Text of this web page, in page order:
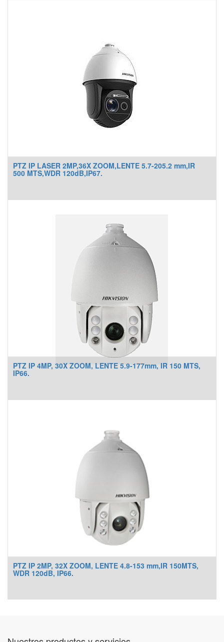
PTZ IP LASER 2MP,36X ZOOM,LENTE 5.7-205.2 mm,IR
500 MTS,WDR 120dB,IP67.
PTZ IP 4MP, 30X ZOOM, LENTE 5.9-177mm, IR 150 MTS,
IP66.
PTZ IP 2MP, 32X ZOOM, LENTE 4.8-153 mm,IR 150MTS,
WDR 120dB, IP66.